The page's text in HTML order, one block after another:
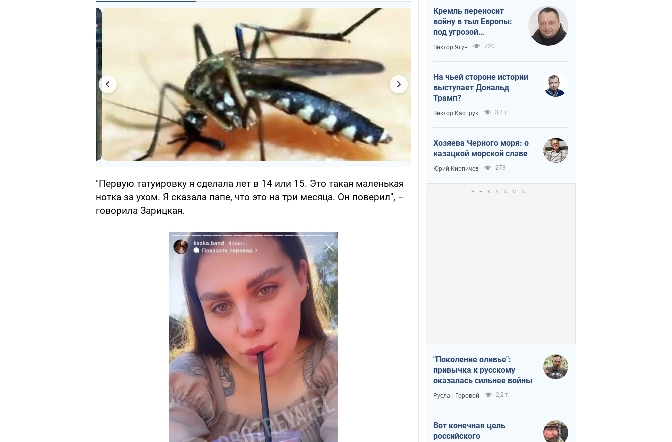
"Первую татуировку я сделала лет в 14 или 15. Это такая маленькая
нотка за ухом. Я сказала папе, что это на три месяца. Он поверил", –
говорила Зарицкая.
Кремль переносит
войну в тыл Европы:
под угрозой
критическая
логистика
Виктор Ягун 720
На чьей стороне истории
выступает Дональд
Трамп?
Виктор Каспрук 3,2 т.
Хозяева Черного моря: о
казацкой морской славе
Юрий Кирпичев 273
"Поколение оливье":
привычка к русскому
оказалась сильнее войны
Руслан Горовой 2,2 т.
Вот конечная цель
российского